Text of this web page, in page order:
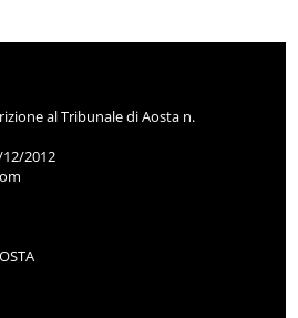
al Tribunale di Aosta n.
2012